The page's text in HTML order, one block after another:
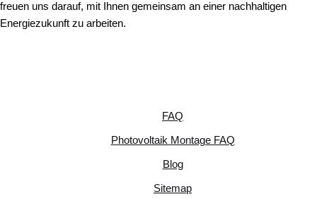
freuen uns darauf, mit Ihnen gemeinsam an einer nachhaltigen
Energiezukunft zu arbeiten.
FAQ
Photovoltaik Montage FAQ
Blog
Sitemap